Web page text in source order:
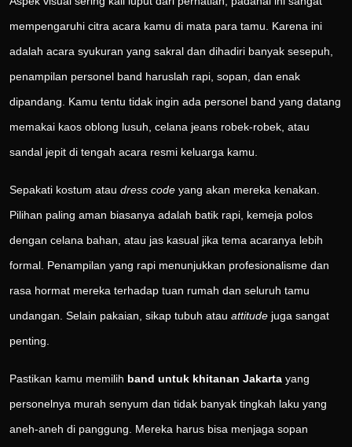
mempengaruhi citra acara kamu di mata para tamu. Karena ini
adalah acara syukuran yang sakral dan dihadiri banyak sesepuh,
penampilan personel band haruslah rapi, sopan, dan enak
dipandang. Kamu tentu tidak ingin ada personel band yang datang
memakai kaos oblong lusuh, celana jeans robek-robek, atau
sandal jepit di tengah acara resmi keluarga kamu.
Sepakati kostum atau dress code yang akan mereka kenakan.
Pilihan paling aman biasanya adalah batik rapi, kemeja polos
dengan celana bahan, atau jas kasual jika tema acaranya lebih
formal. Penampilan yang rapi menunjukkan profesionalisme dan
rasa hormat mereka terhadap tuan rumah dan seluruh tamu
undangan. Selain pakaian, sikap tubuh atau attitude juga sangat
penting.
Pastikan kamu memilih band untuk khitanan Jakarta yang
personelnya murah senyum dan tidak banyak tingkah laku yang
aneh-aneh di panggung. Mereka harus bisa menjaga sopan